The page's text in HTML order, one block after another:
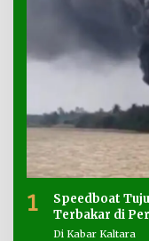
1
Speedboat
Terbakar di
Di Kabar Kaltara